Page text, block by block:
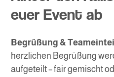
euer Event ab
Begrüßung &
herzlichen Begrüßung
aufgeteilt – fair gemischt